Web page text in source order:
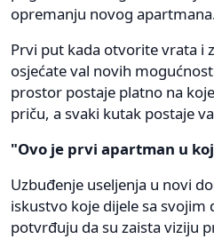
opremanju novog
Prvi put kada otvorite vrata i
osjećate val novih
prostor postaje platno na
priču, a svaki kutak postaje
"Ovo je prvi apartman u
Uzbuđenje useljenja u novi
iskustvo koje dijele sa
potvrđuju da su zaista viziju